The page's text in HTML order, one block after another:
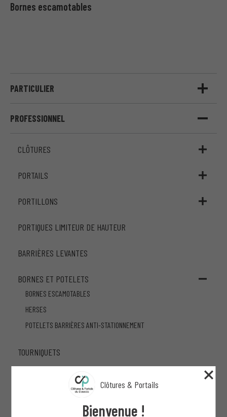
PARTICULIER
PROFESSIONNEL
CLÔTURES
PORTAILS
PORTILLONS
PORTIQUES LIMITEUR DE HAUTEUR
BARRIÈRES LEVANTES
BORNES ET POTELETS
BORNES ESCAMOTABLES
HERSES
POTELETS BARRIÈRES ANTI-STATIONNEMENT
TOURNIQUETS
PARE-BALLONS ET PARE-GOLF
Bornes escamotables
Clôtures & Portails
Bienvenue !